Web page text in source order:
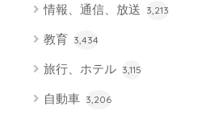
情報、通信、放送 3,213
教育 3,434
旅行、ホテル 3,115
自動車 3,206